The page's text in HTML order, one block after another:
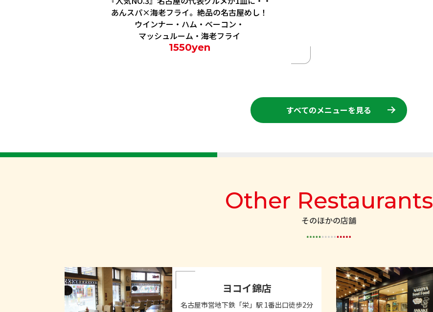
あんスパ×海老フライ。絶品の名古屋めし！
ウインナー・ハム・ベーコン・
マッシュルーム・海老フライ
1550yen
すべてのメニューを見る
Other Restaurants
そのほかの店舗
ヨコイ錦店
名古屋市営地下鉄「栄」駅 1番出口徒歩2分